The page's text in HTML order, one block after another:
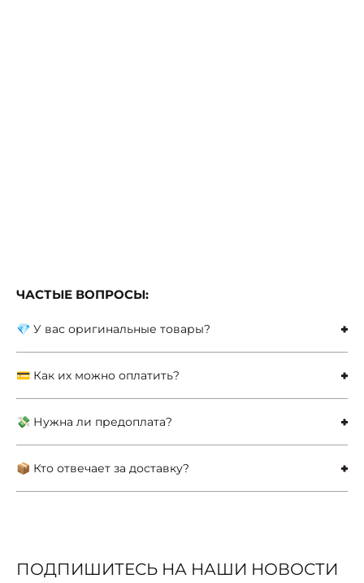
ЧАСТЫЕ ВОПРОСЫ:
💎 У вас оригинальные товары?
💳 Как их можно оплатить?
💸 Нужна ли предоплата?
📦 Кто отвечает за доставку?
ПОДПИШИТЕСЬ НА НАШИ НОВОСТИ